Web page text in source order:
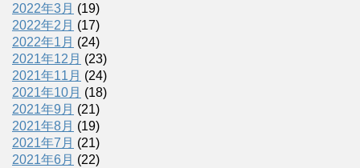
2022年3月 (19)
2022年2月 (17)
2022年1月 (24)
2021年12月 (23)
2021年11月 (24)
2021年10月 (18)
2021年9月 (21)
2021年8月 (19)
2021年7月 (21)
2021年6月 (22)